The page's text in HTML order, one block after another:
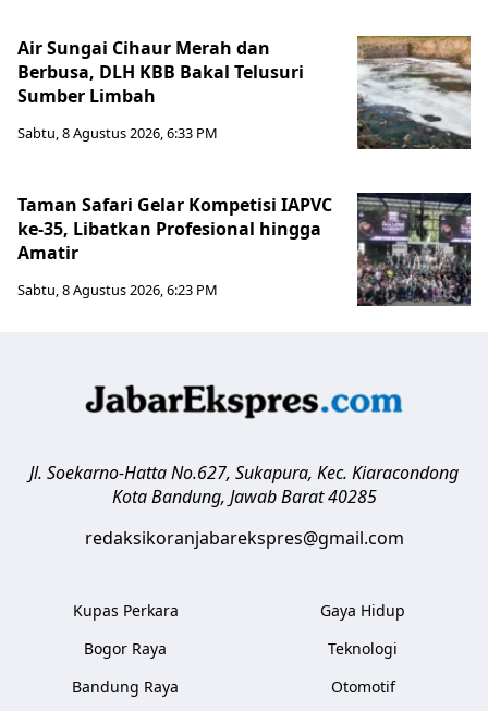
Air Sungai Cihaur Merah dan
Berbusa, DLH KBB Bakal Telusuri
Sumber Limbah
Sabtu, 8 Agustus 2026, 6:33 PM
Taman Safari Gelar Kompetisi IAPVC
ke-35, Libatkan Profesional hingga
Amatir
Sabtu, 8 Agustus 2026, 6:23 PM
Jl. Soekarno-Hatta No.627, Sukapura, Kec. Kiaracondong
Kota Bandung, Jawab Barat 40285
redaksikoranjabarekspres@gmail.com
Kupas Perkara
Bogor Raya
Bandung Raya
Gaya Hidup
Teknologi
Otomotif